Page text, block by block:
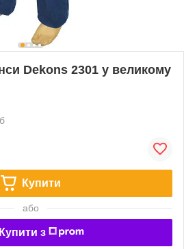
Dekons 2301 у великому
Купити
або
Купити з